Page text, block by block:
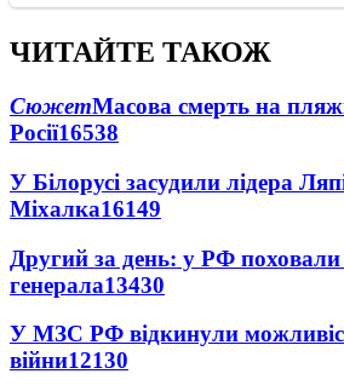
ЧИТАЙТЕ ТАКОЖ
СюжетМасова смерть на
Росії16538
У Білорусі засудили лідера
Міхалка16149
Другий за день: у РФ
генерала13430
У МЗС РФ відкинули
війни12130